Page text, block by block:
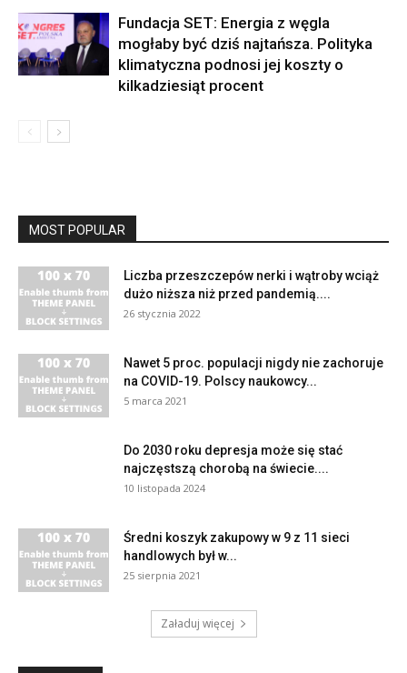
Fundacja SET: Energia z węgla
mogłaby być dziś najtańsza. Polityka
klimatyczna podnosi jej koszty o
kilkadziesiąt procent
MOST POPULAR
Liczba przeszczepów nerki i wątroby wciąż
dużo niższa niż przed pandemią....
26 stycznia 2022
Nawet 5 proc. populacji nigdy nie zachoruje
na COVID-19. Polscy naukowcy...
5 marca 2021
Do 2030 roku depresja może się stać
najczęstszą chorobą na świecie....
10 listopada 2024
Średni koszyk zakupowy w 9 z 11 sieci
handlowych był w...
25 sierpnia 2021
Załaduj więcej